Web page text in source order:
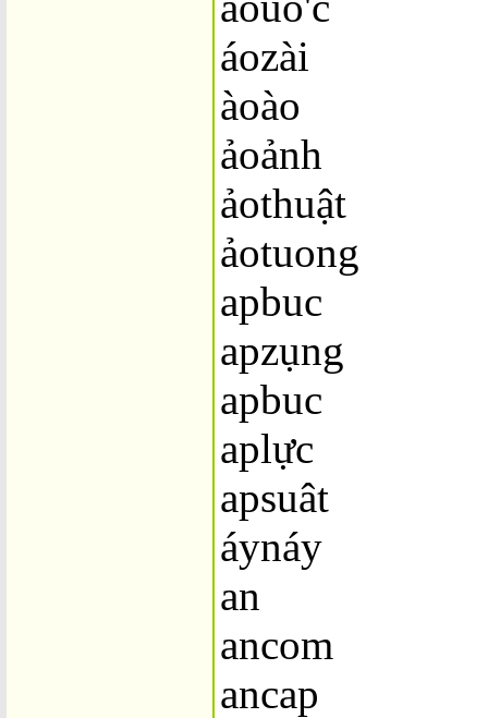
áozài
àoào
ảoảnh
ảothuật
ảotuong
apbuc
apzụng
apbuc
aplực
apsuât
áynáy
an
ancom
ancap